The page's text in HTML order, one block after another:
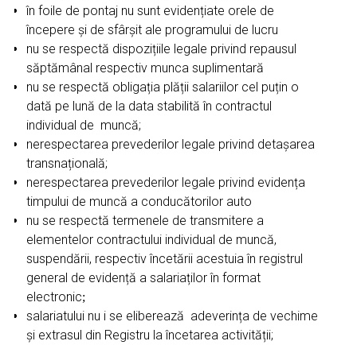
în foile de pontaj nu sunt evidențiate orele de
începere și de sfârșit ale programului de lucru
nu se respectă dispozițiile legale privind repausul
săptămânal respectiv munca suplimentară
nu se respectă obligația plății salariilor cel puțin o
dată pe lună de la data stabilită în contractul
individual de muncă;
nerespectarea prevederilor legale privind detașarea
transnațională;
nerespectarea prevederilor legale privind evidența
timpului de muncă a conducătorilor auto
nu se respectă termenele de transmitere a
elementelor contractului individual de muncă,
suspendării, respectiv încetării acestuia în registrul
general de evidență a salariaților în format
electronic;
salariatului nu i se eliberează adeverința de vechime
și extrasul din Registru la încetarea activității;